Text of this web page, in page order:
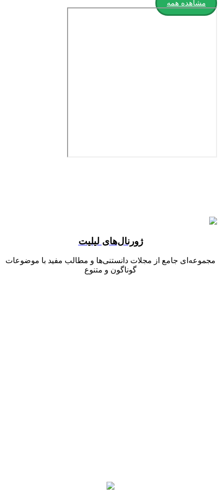
مشاهده همه
ژورنال‌های لیلیت
مجموعه‌ای جامع از مجلات دانستنی‌ها و مطالب مفید با موضوعات
گوناگون و متنوع